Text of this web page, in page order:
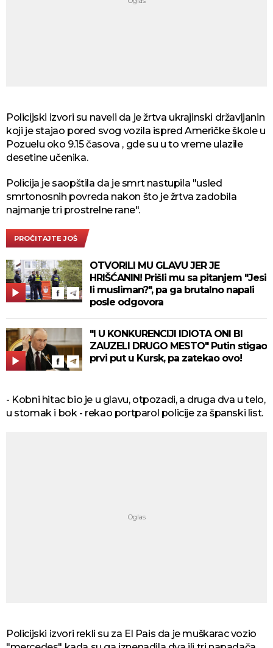
Policijski izvori su naveli da je žrtva ukrajinski državljanin
koji je stajao pored svog vozila ispred Američke škole u
​​Pozuelu oko 9.15 časova , gde su u to vreme ulazile
desetine učenika.
Policija je saopštila da je smrt nastupila "usled
smrtonosnih povreda nakon što je žrtva zadobila
najmanje tri prostrelne rane".
PROČITAJTE JOŠ
OTVORILI MU GLAVU JER JE
HRIŠĆANIN! Prišli mu sa pitanjem "Jesi
li musliman?", pa ga brutalno napali
posle odgovora
"I U KONKURENCIJI IDIOTA ONI BI
ZAUZELI DRUGO MESTO" Putin stigao
prvi put u Kursk, pa zatekao ovo!
- Kobni hitac bio je u glavu, otpozadi, a druga dva u telo,
u stomak i bok - rekao portparol policije za španski list.
Policijski izvori rekli su za El Pais da je muškarac vozio